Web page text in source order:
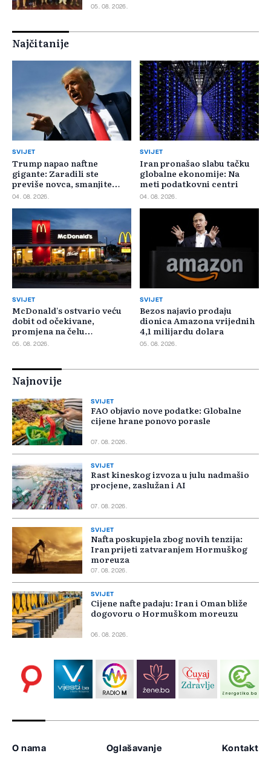
05. 08. 2026.
Najčitanije
SVIJET
Trump napao naftne
gigante: Zaradili ste
previše novca, smanjite
cijene
04. 08. 2026.
SVIJET
Iran pronašao slabu tačku
globalne ekonomije: Na
meti podatkovni centri
04. 08. 2026.
SVIJET
McDonald's ostvario veću
dobit od očekivane,
promjena na čelu
poslovanja u SAD-u
05. 08. 2026.
SVIJET
Bezos najavio prodaju
dionica Amazona vrijednih
4,1 milijardu dolara
05. 08. 2026.
Najnovije
SVIJET
FAO objavio nove podatke: Globalne
cijene hrane ponovo porasle
07. 08. 2026.
SVIJET
Rast kineskog izvoza u julu nadmašio
procjene, zaslužan i AI
07. 08. 2026.
SVIJET
Nafta poskupjela zbog novih tenzija:
Iran prijeti zatvaranjem Hormuškog
moreuza
07. 08. 2026.
SVIJET
Cijene nafte padaju: Iran i Oman bliže
dogovoru o Hormuškom moreuzu
06. 08. 2026.
O nama Oglašavanje Kontakt